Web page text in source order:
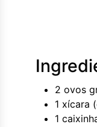
2 ovos
1 xícara
1